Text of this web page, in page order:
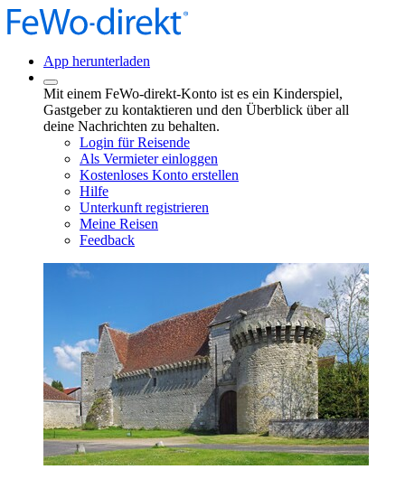
App herunterladen
Mit einem FeWo-direkt-Konto ist es ein Kinderspiel,
Gastgeber zu kontaktieren und den Überblick über all
deine Nachrichten zu behalten.
Login für Reisende
Als Vermieter einloggen
Kostenloses Konto erstellen
Hilfe
Unterkunft registrieren
Meine Reisen
Feedback